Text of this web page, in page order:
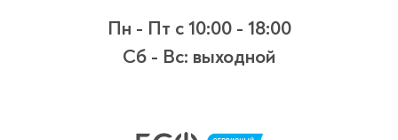
Пн - Пт с 10:00 - 18:00
Сб - Вс: выходной